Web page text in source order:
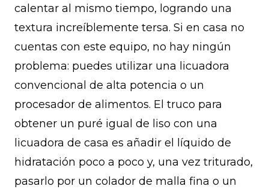
calentar al mismo tiempo, logrando una
textura increíblemente tersa. Si en casa no
cuentas con este equipo, no hay ningún
problema: puedes utilizar una licuadora
convencional de alta potencia o un
procesador de alimentos. El truco para
obtener un puré igual de liso con una
licuadora de casa es añadir el líquido de
hidratación poco a poco y, una vez triturado,
pasarlo por un colador de malla fina o un